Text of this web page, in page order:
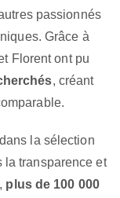
passionnés
Grâce à
Florent ont pu
, créant
la sélection
la transparence et
plus de 100 000